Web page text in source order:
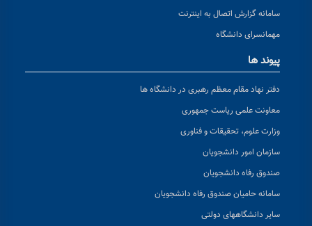
سامانه گزارش اتصال به اینترنت
مهمانسرای دانشگاه
پیوند ها
دفتر نهاد مقام معظم رهبری در دانشگاه ها
معاونت علمی ریاست جمهوری
وزارت علوم، تحقیقات و فناوری
سازمان امور دانشجویان
صندوق رفاه دانشجویان
سامانه حامیان صندوق رفاه دانشجویان
سایر دانشگاههای دولتی